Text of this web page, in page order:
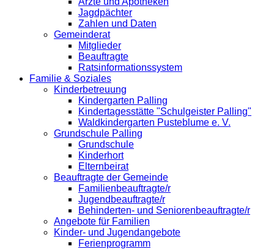
Jagdpächter
Zahlen und Daten
Gemeinderat
Mitglieder
Beauftragte
Ratsinformationssystem
Familie & Soziales
Kinderbetreuung
Kindergarten Palling
Kindertagesstätte "Schulgeister Palling"
Waldkindergarten Pusteblume e. V.
Grundschule Palling
Grundschule
Kinderhort
Elternbeirat
Beauftragte der Gemeinde
Familienbeauftragte/r
Jugendbeauftragte/r
Behinderten- und Seniorenbeauftragte/r
Angebote für Familien
Kinder- und Jugendangebote
Ferienprogramm